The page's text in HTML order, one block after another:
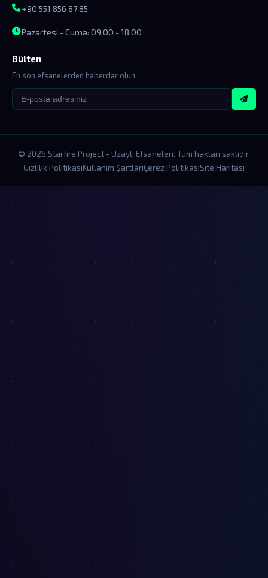
+90 551 856 87 85
Pazartesi - Cuma: 09:00 - 18:00
Bülten
En son efsanelerden haberdar olun
© 2026 Starfire Project - Uzaylı Efsaneleri. Tüm hakları saklıdır.
Gizlilik PolitikasıKullanım ŞartlarıÇerez PolitikasıSite Haritası